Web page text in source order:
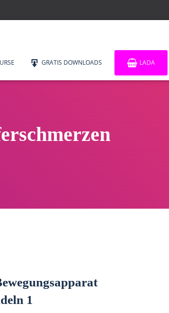
GRATIS DOWNLOADS LADA
1